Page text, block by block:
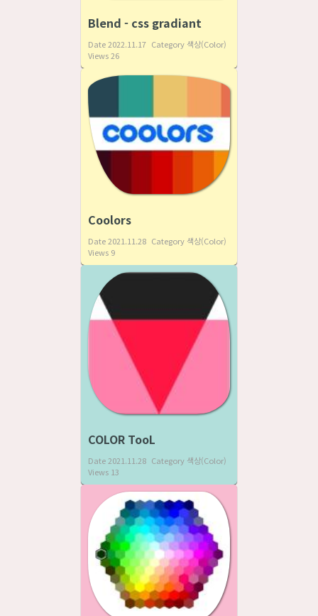
Blend - css gradiant
Date2022.11.17 Category 색상(Color)
Views26
Coolors
Date2021.11.28 Category 색상(Color)
Views 9
COLOR TooL
Date 2021.11.28 Category 색상(Color)
Views 13